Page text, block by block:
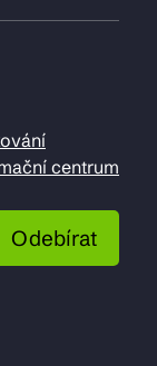
centrum
Odebírat